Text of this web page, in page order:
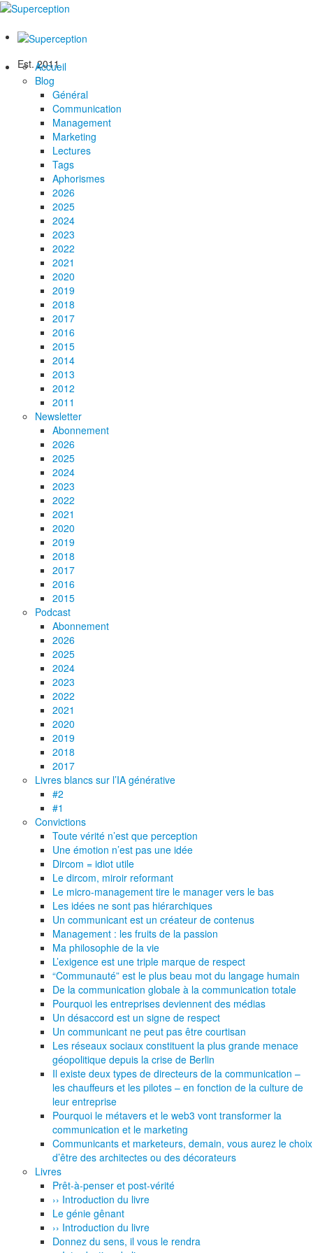
Est. 2011
Accueil
Blog
Général
Communication
Management
Marketing
Lectures
Tags
Aphorismes
2026
2025
2024
2023
2022
2021
2020
2019
2018
2017
2016
2015
2014
2013
2012
2011
Newsletter
Abonnement
2026
2025
2024
2023
2022
2021
2020
2019
2018
2017
2016
2015
Podcast
Abonnement
2026
2025
2024
2023
2022
2021
2020
2019
2018
2017
Livres blancs sur l’IA générative
#2
#1
Convictions
Toute vérité n’est que perception
Une émotion n’est pas une idée
Dircom = idiot utile
Le dircom, miroir reformant
Le micro-management tire le manager vers le bas
Les idées ne sont pas hiérarchiques
Un communicant est un créateur de contenus
Management : les fruits de la passion
Ma philosophie de la vie
L’exigence est une triple marque de respect
“Communauté” est le plus beau mot du langage humain
De la communication globale à la communication totale
Pourquoi les entreprises deviennent des médias
Un désaccord est un signe de respect
Un communicant ne peut pas être courtisan
Les réseaux sociaux constituent la plus grande menace
géopolitique depuis la crise de Berlin
Il existe deux types de directeurs de la communication –
les chauffeurs et les pilotes – en fonction de la culture de
leur entreprise
Pourquoi le métavers et le web3 vont transformer la
communication et le marketing
Communicants et marketeurs, demain, vous aurez le choix
d’être des architectes ou des décorateurs
Livres
Prêt-à-penser et post-vérité
›› Introduction du livre
Le génie gênant
›› Introduction du livre
Donnez du sens, il vous le rendra